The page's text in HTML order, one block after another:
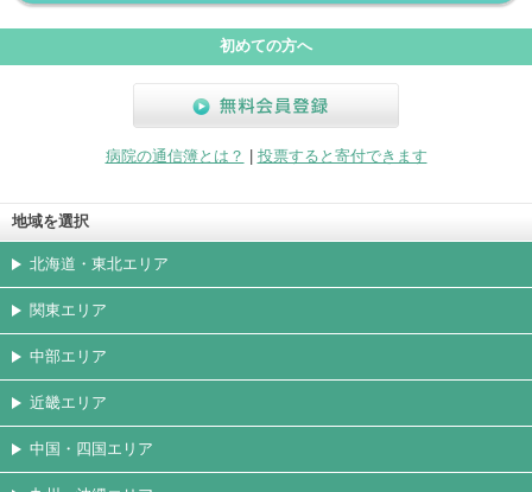
« 前ペー
ジ
次ページ
»
初めての方へ
病院の通信簿とは？
投票すると寄付できます
地域を選択
北海道・東北エリア
関東エリア
中部エリア
近畿エリア
中国・四国エリア